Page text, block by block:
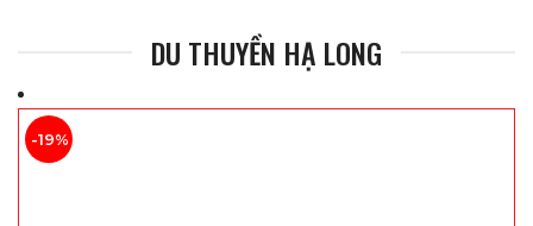
DU THUYỀN HẠ LONG
-19%